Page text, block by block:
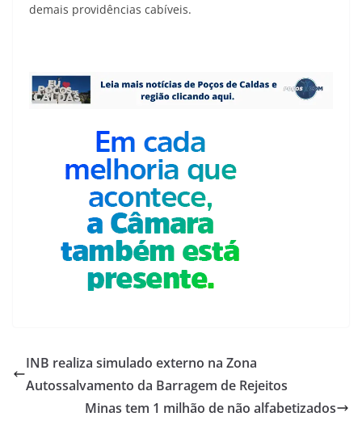
demais providências cabíveis.
INB realiza simulado externo na Zona
Autossalvamento da Barragem de Rejeitos
Minas tem 1 milhão de não alfabetizados